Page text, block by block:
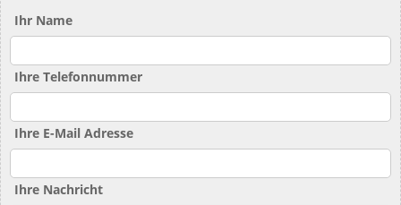
Ihr Name
Ihre Telefonnummer
Ihre E-Mail Adresse
Ihre Nachricht